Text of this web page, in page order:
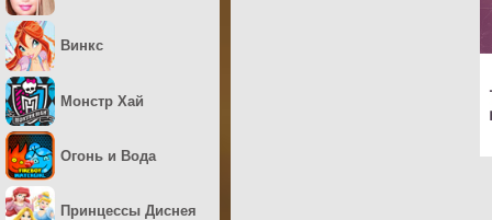
Винкс
Монстр Хай
Огонь и Вода
Принцессы Диснея